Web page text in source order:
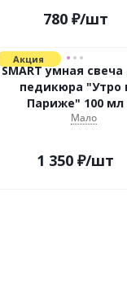
780₽/шт
Акция
SMART умная
педикюра "Утро
Париже" 100 мл
Мало
1 350 ₽/шт